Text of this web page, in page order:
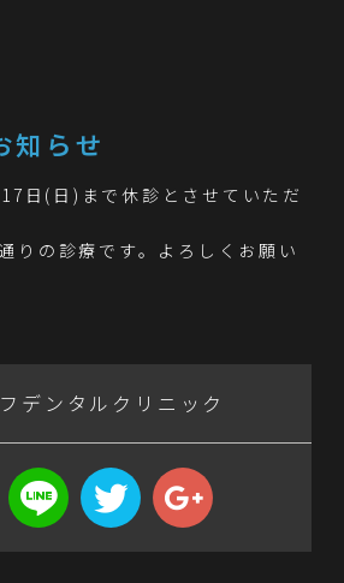
知らせ
日(日)まで休診とさせていただ
りの診療です。よろしくお願い
デンタルクリニック